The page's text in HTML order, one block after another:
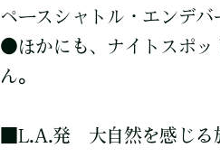
ペースシャトル・エンデバ
●ほかにも、ナイトスポ
ん。
L.A.発 大自然を感じる